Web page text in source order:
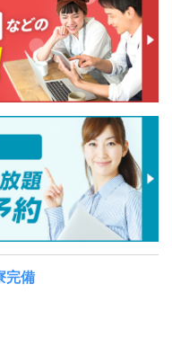
完備